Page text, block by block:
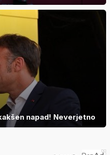
napad! Neverjetno